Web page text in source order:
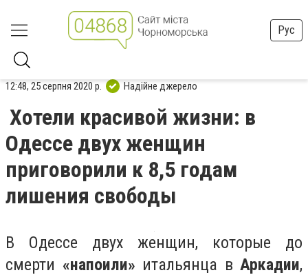
Рус
12:48, 25 серпня 2020 р. Надійне джерело
Хотели красивой жизни: в
Одессе двух женщин
приговорили к 8,5 годам
лишения свободы
В Одессе двух женщин, которые до
смерти «напоили» итальянца в Аркадии,